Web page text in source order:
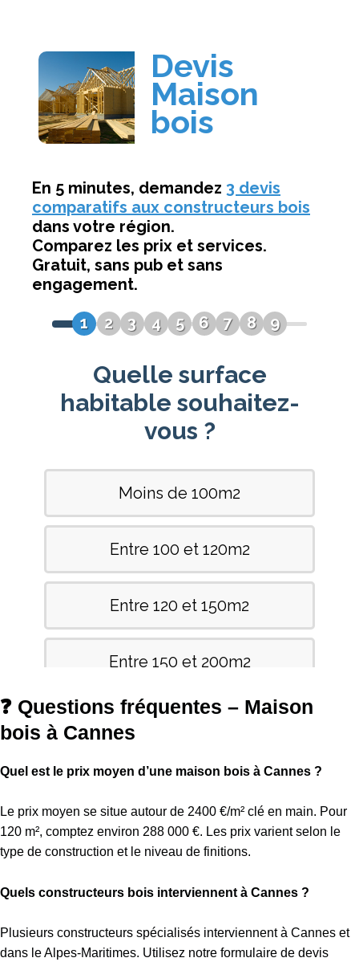
❓ Questions fréquentes – Maison
bois à Cannes
Quel est le prix moyen d’une maison bois à Cannes ?
Le prix moyen se situe autour de 2400 €/m² clé en main. Pour
120 m², comptez environ 288 000 €. Les prix varient selon le
type de construction et le niveau de finitions.
Quels constructeurs bois interviennent à Cannes ?
Plusieurs constructeurs spécialisés interviennent à Cannes et
dans le Alpes-Maritimes. Utilisez notre formulaire de devis